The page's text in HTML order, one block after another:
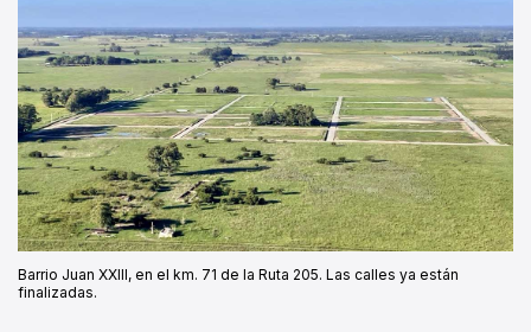
Barrio Juan XXIII, en el km. 71 de la Ruta 205. Las calles ya están
finalizadas.